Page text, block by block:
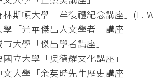
林斯頓大學「牟復禮紀念講座」(F.
「光華傑出人文學者」講座
大學「傑出學者講座」
立大學「吳德耀文化講座」
大學「余英時先生歷史講座」